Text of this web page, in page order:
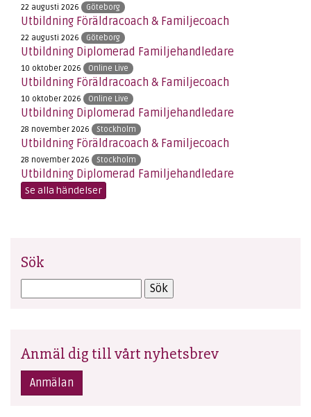
22 augusti 2026 Göteborg
Utbildning Föräldracoach & Familjecoach
22 augusti 2026 Göteborg
Utbildning Diplomerad Familjehandledare
10 oktober 2026 Online Live
Utbildning Föräldracoach & Familjecoach
10 oktober 2026 Online Live
Utbildning Diplomerad Familjehandledare
28 november 2026 Stockholm
Utbildning Föräldracoach & Familjecoach
28 november 2026 Stockholm
Utbildning Diplomerad Familjehandledare
Se alla händelser
Sök
Anmäl dig till vårt nyhetsbrev
Anmälan